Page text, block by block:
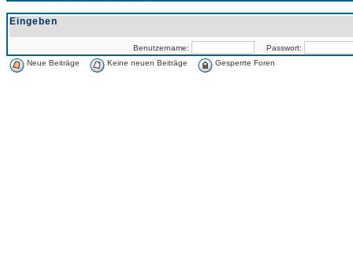
Eingeben
Benutzername:
Passwort:
Neue Beiträge
Keine neuen Beiträge Gesperrte Foren